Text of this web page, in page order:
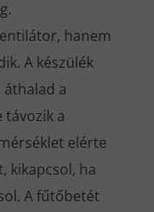
hanem
A készülék
áthalad a
a
elérte
kikapcsol, ha
A fűtőbetét